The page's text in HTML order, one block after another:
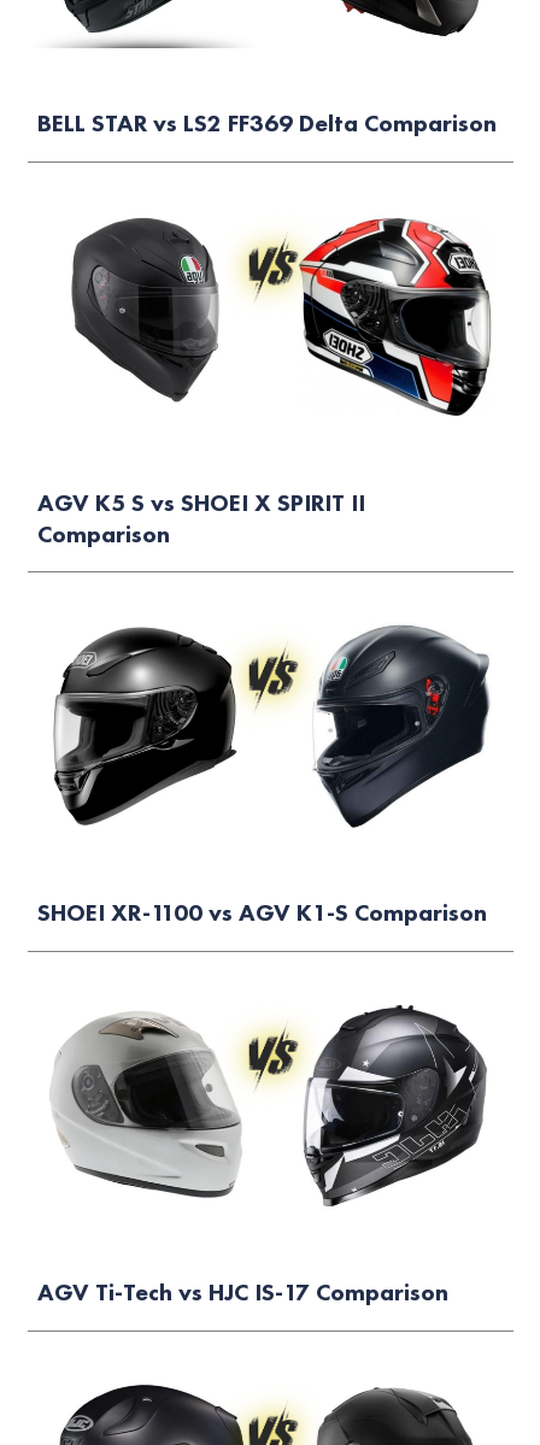
BELL STAR vs LS2 FF369 Delta Comparison
AGV K5 S vs SHOEI X SPIRIT II
Comparison
SHOEI XR-1100 vs AGV K1-S Comparison
AGV Ti-Tech vs HJC IS-17 Comparison